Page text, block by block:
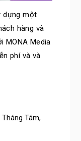
dựng một
hàng và
MONA Media
phí và và
Tám,